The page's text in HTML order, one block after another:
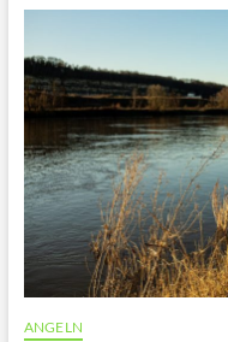
ganzen
ANGELN